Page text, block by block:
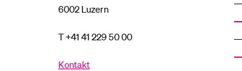
6002 Luzern
T +41 41 229 50 00
Kontakt